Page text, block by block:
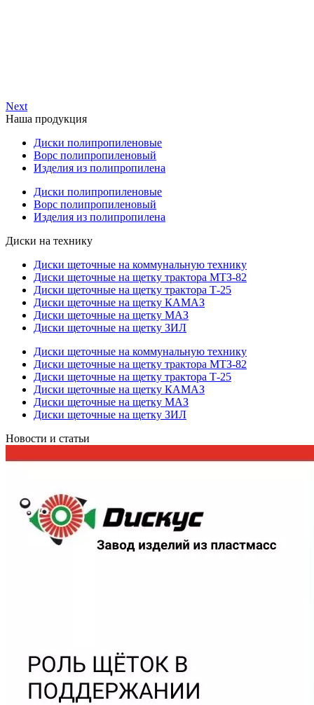
Next
Наша продукция
Диски полипропиленовые
Ворс полипропиленовый
Изделия из полипропилена
Диски полипропиленовые
Ворс полипропиленовый
Изделия из полипропилена
Диски на технику
Диски щеточные на коммунальную технику
Диски щеточные на щетку трактора МТЗ-82
Диски щеточные на щетку трактора Т-25
Диски щеточные на щетку КАМАЗ
Диски щеточные на щетку МАЗ
Диски щеточные на щетку ЗИЛ
Диски щеточные на коммунальную технику
Диски щеточные на щетку трактора МТЗ-82
Диски щеточные на щетку трактора Т-25
Диски щеточные на щетку КАМАЗ
Диски щеточные на щетку МАЗ
Диски щеточные на щетку ЗИЛ
Новости и статьи